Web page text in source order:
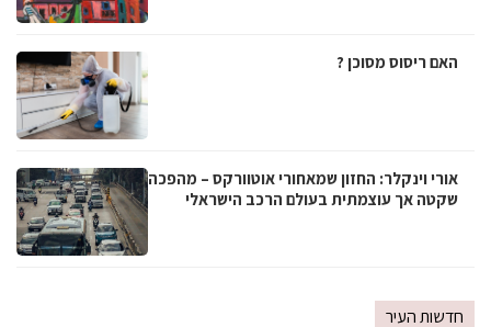
האם ריסוס מסוכן ?
אורי וינקלר: החזון שמאחורי אוטוורקס – מהפכה
שקטה אך עוצמתית בעולם הרכב הישראלי
חדשות העיר